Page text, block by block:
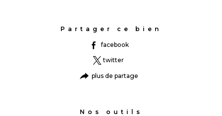
Partager ce bien
facebook
twitter
plus de partage
Nos outils